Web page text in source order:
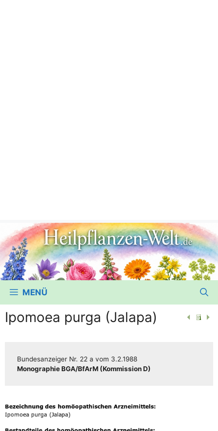
MENÜ
Ipomoea purga (Jalapa)
Bun­des­an­zei­ger Nr. 22 a vom 3.2.1988
Mono­gra­phie BGA/​​BfArM (Kom­mis­si­on D)